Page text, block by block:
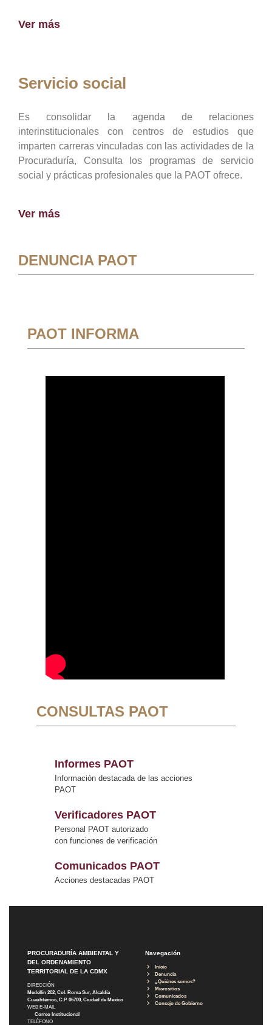
Ver más
Servicio social
Es consolidar la agenda de relaciones
interinstitucionales con centros de estudios que
imparten carreras vinculadas con las actividades de la
Procuraduría, Consulta los programas de servicio
social y prácticas profesionales que la PAOT ofrece.
Ver más
DENUNCIA PAOT
PAOT INFORMA
CONSULTAS PAOT
Informes PAOT
Información destacada de las acciones
PAOT
Verificadores PAOT
Personal PAOT autorizado
con funciones de verificación
Comunicados PAOT
Acciones destacadas PAOT
PROCURADURÍA AMBIENTAL Y
DEL ORDENAMIENTO
TERRITORIAL DE LA CDMX
DIRECCIÓN
Medellín 202, Col. Roma Sur, Alcaldía
Cuauhtémoc, C.P. 06700, Ciudad de México
WEB E-MAIL
Correo Institucional
TELÉFONO
Navegación
Inicio
Denuncia
¿Quiénes somos?
Micrositios
Comunicados
Consejo de Gobierno